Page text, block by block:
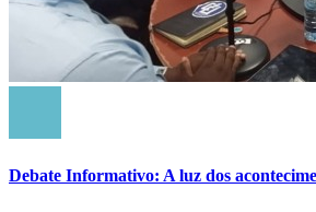
Debate Informativo: A luz dos